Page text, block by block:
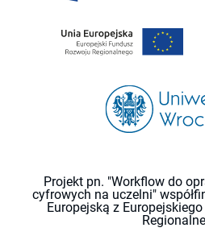
Projekt pn. "Workflow do
cyfrowych na uczelni"
Europejską z